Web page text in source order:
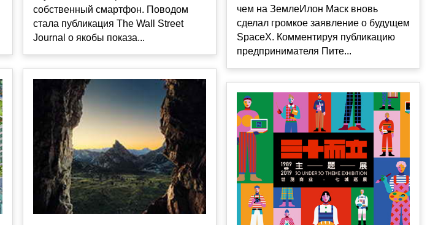
собственный смартфон. Поводом
стала публикация The Wall Street
Journal о якобы показа...
чем на ЗемлеИлон Маск вновь
сделал громкое заявление о будущем
SpaceX. Комментируя публикацию
предпринимателя Пите...